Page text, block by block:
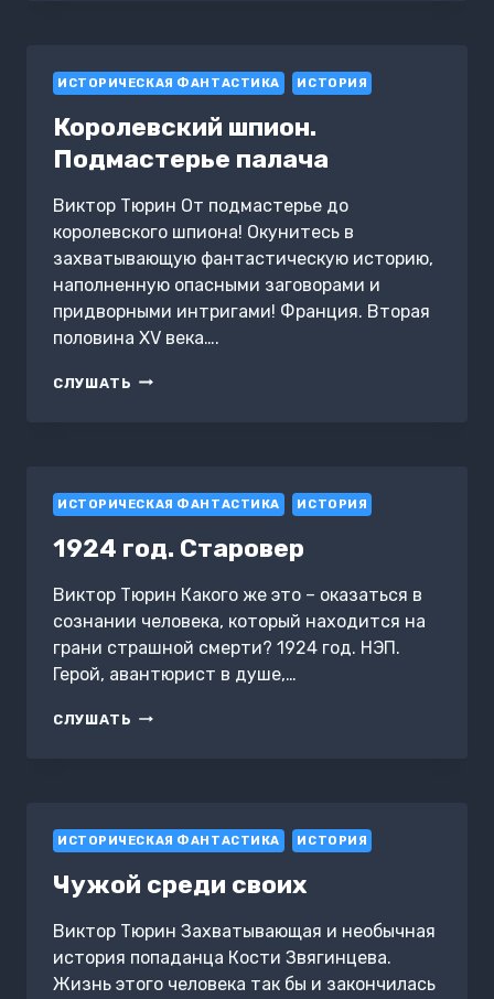
ИСТОРИЧЕСКАЯ ФАНТАСТИКА ИСТОРИЯ
Королевский шпион.
Подмастерье палача
Виктор Тюрин От подмастерье до
королевского шпиона! Окунитесь в
захватывающую фантастическую историю,
наполненную опасными заговорами и
придворными интригами! Франция. Вторая
половина XV века….
СЛУШАТЬ КОРОЛЕВСКИЙ
ИСТОРИЧЕСКАЯ ФАНТАСТИКА ИСТОРИЯ
1924 год. Старовер
Виктор Тюрин Какого же это – оказаться в
сознании человека, который находится на
грани страшной смерти? 1924 год. НЭП.
Герой, авантюрист в душе,…
СЛУШАТЬ 1924
ИСТОРИЧЕСКАЯ ФАНТАСТИКА ИСТОРИЯ
Чужой среди своих
Виктор Тюрин Захватывающая и необычная
история попаданца Кости Звягинцева.
Жизнь этого человека так бы и закончилась